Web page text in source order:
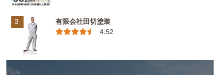
有限会社田切塗装
4.52